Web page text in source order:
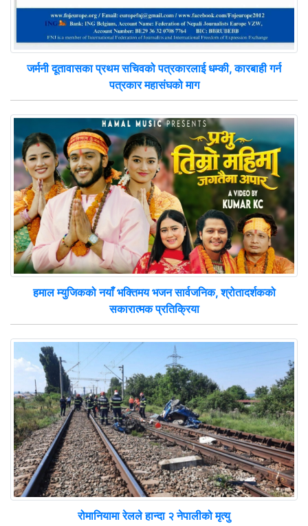
जर्मनी दूतावासका प्रथम सचिवको पत्रकारलाई धम्की, कारबाही गर्न
पत्रकार महासंघको माग
हमाल म्युजिकको नयाँ भक्तिमय भजन सार्वजनिक, श्रोतादर्शकको
सकारात्मक प्रतिक्रिया
रोमानियामा रेलले हान्दा २ नेपालीको मृत्यु